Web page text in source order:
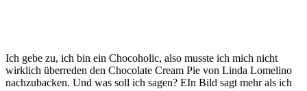
Ich gebe zu, ich bin ein Chocoholic, also musste ich mich nicht
wirklich überreden den Chocolate Cream Pie von Linda Lomelino
nachzubacken. Und was soll ich sagen? EIn Bild sagt mehr als ich